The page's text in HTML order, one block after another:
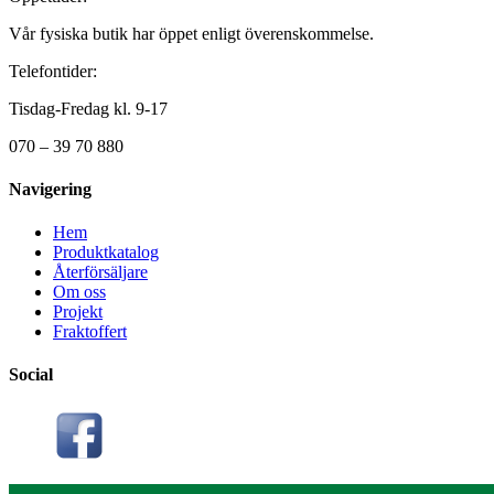
Vår fysiska butik har öppet enligt överenskommelse.
Telefontider:
Tisdag-Fredag kl. 9-17
070 – 39 70 880
Navigering
Hem
Produktkatalog
Återförsäljare
Om oss
Projekt
Fraktoffert
Social